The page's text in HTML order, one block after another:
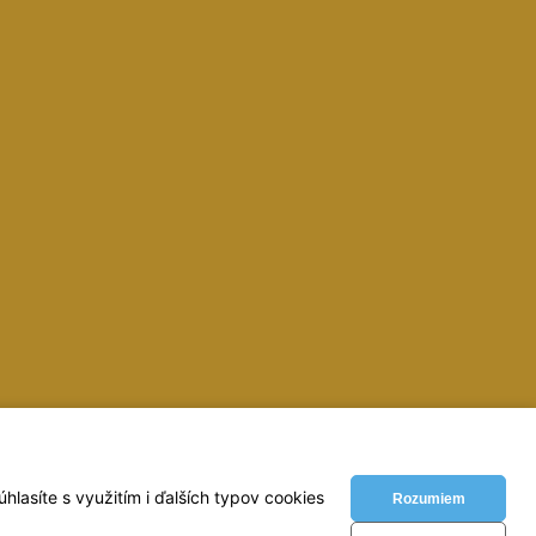
s využitím i ďalších typov cookies
Rozumiem